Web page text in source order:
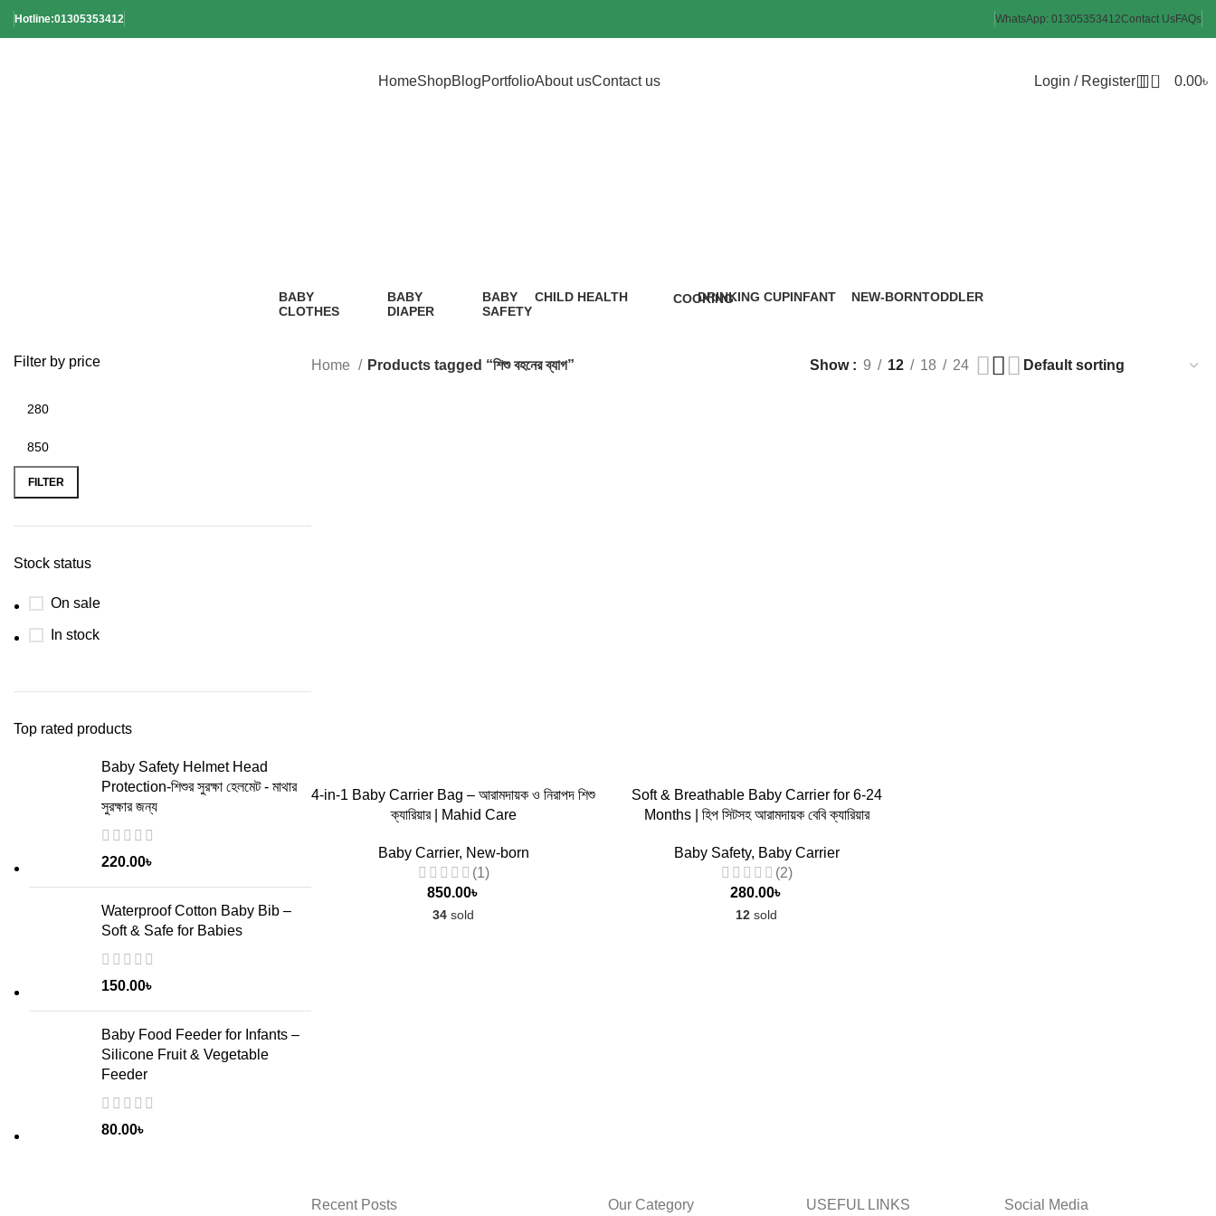
Hotline:01305353412 WhatsApp: 01305353412Contact UsFAQs
HomeShopBlogPortfolioAbout usContact us Login / Register 0 0.00৳
BABY
CLOTHES
BABY
DIAPER
BABY
SAFETY
CHILD HEALTH
COOKING
DRINKING CUPINFANT
NEW-BORNTODDLER
Filter by price
FILTER
Stock status
On sale
In stock
Top rated products
Baby Safety Helmet Head
Protection-শিশুর সুরক্ষা হেলমেট - মাথার
সুরক্ষার জন্য
220.00৳
Waterproof Cotton Baby Bib –
Soft & Safe for Babies
150.00৳
Baby Food Feeder for Infants –
Silicone Fruit & Vegetable
Feeder
80.00৳
Home Products tagged “শিশু বহনের ব্যাগ” Show 9 12 18 24
ADD TO CART
4-in-1 Baby Carrier Bag – আরামদায়ক ও নিরাপদ শিশু
ক্যারিয়ার | Mahid Care
Baby Carrier, New-born
(1)
850.00৳
34 sold
ADD TO CART
Soft & Breathable Baby Carrier for 6-24
Months | হিপ সিটসহ আরামদায়ক বেবি ক্যারিয়ার
Baby Safety, Baby Carrier
(2)
280.00৳
12 sold
Recent Posts Our Category USEFUL LINKS Social Media